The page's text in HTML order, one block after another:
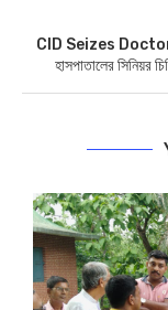
CID Seizes Doctor
হাসপাতালের সিনিয়র